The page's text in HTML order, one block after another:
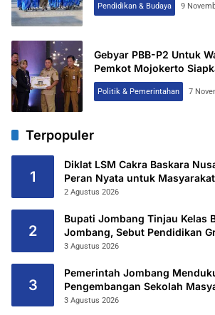
Pendidikan & Budaya 9
Gebyar PBB-P2 Untuk
Pemkot Mojokerto
Politik & Pemerintahan 7
Terpopuler
1
Diklat LSM Cakra Baskara
Peran Nyata untuk Masyarakat
2 Agustus 2026
2
Bupati Jombang Tinjau Kelas
Jombang, Sebut Pendidikan
Baru
3 Agustus 2026
3
Pemerintah Jombang
Pengembangan Sekolah
Kurang Mampu Hingga
3 Agustus 2026